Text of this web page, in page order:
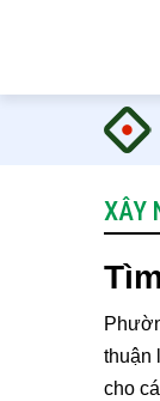
XÂY
thuận
cho